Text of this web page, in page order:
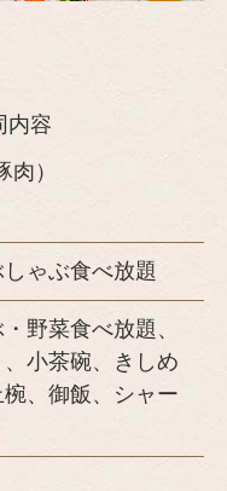
内容
）
ゃぶ食べ放題
野菜食べ放題、
小茶碗、きしめ
、御飯、シャー